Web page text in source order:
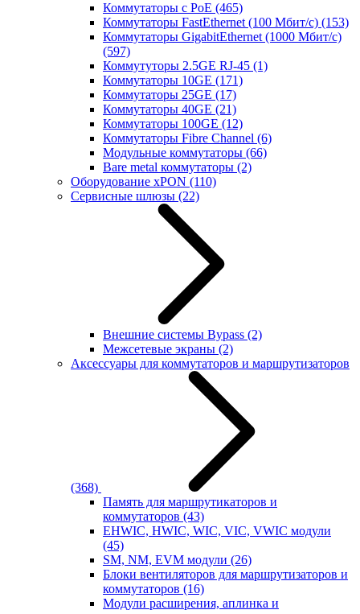
Коммутаторы с PoE (465)
Коммутаторы FastEthernet (100 Мбит/с) (153)
Коммутаторы GigabitEthernet (1000 Мбит/с)
(597)
Коммутуторы 2.5GE RJ-45 (1)
Коммутаторы 10GE (171)
Коммутаторы 25GE (17)
Коммутаторы 40GE (21)
Коммутаторы 100GE (12)
Коммутаторы Fibre Channel (6)
Модульные коммутаторы (66)
Bare metal коммутаторы (2)
Оборудование xPON (110)
Сервисные шлюзы (22)
Внешние системы Bypass (2)
Межсетевые экраны (2)
Аксессуары для коммутаторов и маршрутизаторов
(368)
Память для маршрутикаторов и
коммутаторов (43)
EHWIC, HWIC, WIC, VIC, VWIC модули
(45)
SM, NM, EVM модули (26)
Блоки вентиляторов для маршрутизаторов и
коммутаторов (16)
Модули расширения, аплинка и